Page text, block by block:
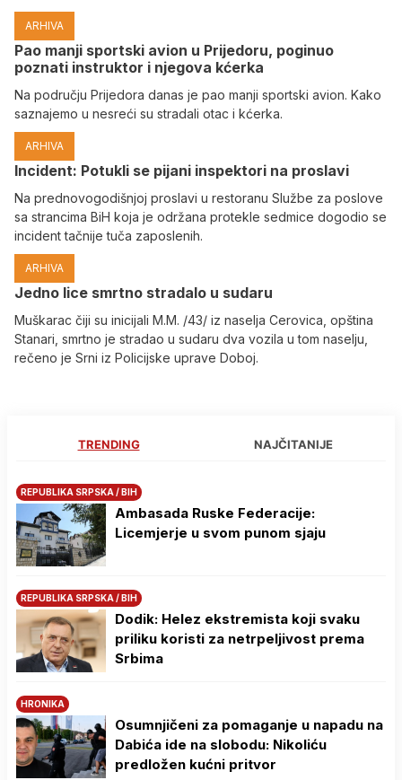
ARHIVA
Pao manji sportski avion u Prijedoru, poginuo
poznati instruktor i njegova kćerka
Na području Prijedora danas je pao manji sportski avion. Kako
saznajemo u nesreći su stradali otac i kćerka.
ARHIVA
Incident: Potukli se pijani inspektori na proslavi
Na prednovogodišnjoj proslavi u restoranu Službe za poslove
sa strancima BiH koja je održana protekle sedmice dogodio se
incident tačnije tuča zaposlenih.
ARHIVA
Јedno lice smrtno stradalo u sudaru
Muškarac čiji su inicijali M.M. /43/ iz naselja Cerovica, opština
Stanari, smrtno je stradao u sudaru dva vozila u tom naselju,
rečeno je Srni iz Policijske uprave Doboj.
TRENDING NAJČITANIJE
REPUBLIKA SRPSKA / BIH
Ambasada Ruske Federacije:
Licemjerje u svom punom sjaju
REPUBLIKA SRPSKA / BIH
Dodik: Helez ekstremista koji svaku
priliku koristi za netrpeljivost prema
Srbima
HRONIKA
Osumnjičeni za pomaganje u napadu na
Dabića ide na slobodu: Nikoliću
predložen kućni pritvor